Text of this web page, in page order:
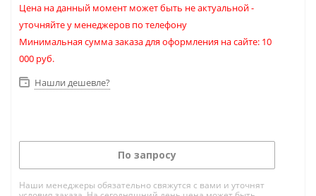
Цена на данный момент может быть не актуальной -
уточняйте у менеджеров по телефону
Минимальная сумма заказа для оформления на сайте: 10
000 руб.
Нашли дешевле?
По запросу
Наши менеджеры обязательно свяжутся с вами и уточнят